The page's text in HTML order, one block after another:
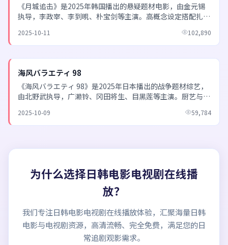
《月城追击》是2025年韩国播出的悬疑题材电影，由金元锡
执导，李政宰、李到晛、朴宝剑等主演。高概念设定搭配扎实
2025-10-11 102,890
海风バラエティ 98
《海风バラエティ 98》是2025年日本播出的战争题材综艺，
由北野武执导，广濑铃、冈田将生、目黑莲等主演。厨艺与美
2025-10-09 59,784
为什么选择日韩电影电视剧在线播
放？
我们专注日韩电影电视剧在线播放体验，汇聚海量日韩
电影与电视剧资源，高清流畅、完全免费，满足您的日
常追剧观影需求。